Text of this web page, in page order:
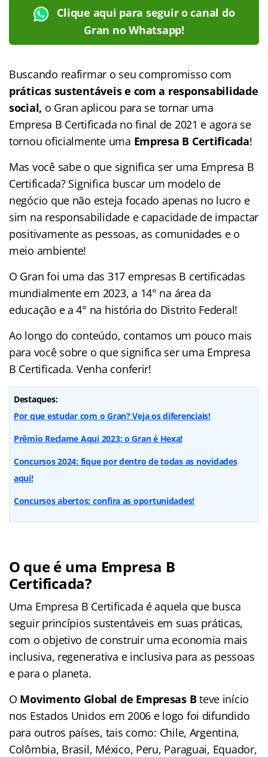
Clique aqui para seguir o canal do
Gran no Whatsapp!
Buscando reafirmar o seu compromisso com
práticas sustentáveis e com a responsabilidade
social, o Gran aplicou para se tornar uma
Empresa B Certificada no final de 2021 e agora se
tornou oficialmente uma Empresa B Certificada!
Mas você sabe o que significa ser uma Empresa B
Certificada? Significa buscar um modelo de
negócio que não esteja focado apenas no lucro e
sim na responsabilidade e capacidade de impactar
positivamente as pessoas, as comunidades e o
meio ambiente!
O Gran foi uma das 317 empresas B certificadas
mundialmente em 2023, a 14° na área da
educação e a 4° na história do Distrito Federal!
Ao longo do conteúdo, contamos um pouco mais
para você sobre o que significa ser uma Empresa
B Certificada. Venha conferir!
Destaques:
Por que estudar com o Gran? Veja os diferenciais!
Prêmio Reclame Aqui 2023: o Gran é Hexa!
Concursos 2024: fique por dentro de todas as novidades
aqui!
Concursos abertos: confira as oportunidades!
O que é uma Empresa B
Certificada?
Uma Empresa B Certificada é aquela que busca
seguir princípios sustentáveis em suas práticas,
com o objetivo de construir uma economia mais
inclusiva, regenerativa e inclusiva para as pessoas
e para o planeta.
O Movimento Global de Empresas Bteve início
nos Estados Unidos em 2006 e logo foi difundido
para outros países, tais como: Chile, Argentina,
Colômbia, Brasil, México, Peru, Paraguai, Equador,